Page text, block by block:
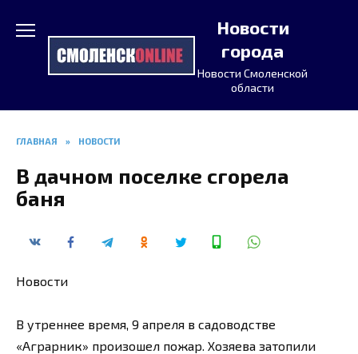
содержанию
Новости
города
Новости Смоленской
области
ГЛАВНАЯ » НОВОСТИ
В дачном поселке сгорела
баня
Новости
В утреннее время, 9 апреля в садоводстве
«Аграрник» произошел пожар. Хозяева затопили